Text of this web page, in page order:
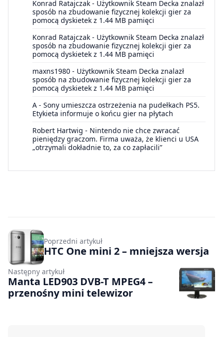
Konrad Ratajczak - Użytkownik Steam Decka znalazł
sposób na zbudowanie fizycznej kolekcji gier za
pomocą dyskietek z 1.44 MB pamięci
Konrad Ratajczak - Użytkownik Steam Decka znalazł
sposób na zbudowanie fizycznej kolekcji gier za
pomocą dyskietek z 1.44 MB pamięci
maxns1980 - Użytkownik Steam Decka znalazł
sposób na zbudowanie fizycznej kolekcji gier za
pomocą dyskietek z 1.44 MB pamięci
A - Sony umieszcza ostrzeżenia na pudełkach PS5.
Etykieta informuje o końcu gier na płytach
Robert Hartwig - Nintendo nie chce zwracać
pieniędzy graczom. Firma uważa, że klienci u USA
„otrzymali dokładnie to, za co zapłacili”
Poprzedni artykuł
HTC One mini 2 – mniejsza wersja
Następny artykuł
Manta LED903 DVB-T MPEG4 –
przenośny mini telewizor